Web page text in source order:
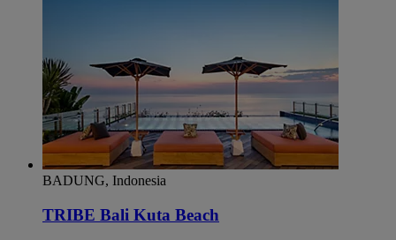
BADUNG, Indonesia
TRIBE Bali Kuta Beach